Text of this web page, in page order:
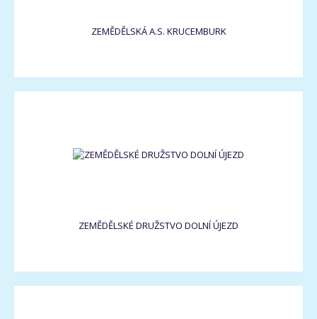
ZEMĚDĚLSKÁ A.S. KRUCEMBURK
ZEMĚDĚLSKÉ DRUŽSTVO DOLNÍ ÚJEZD